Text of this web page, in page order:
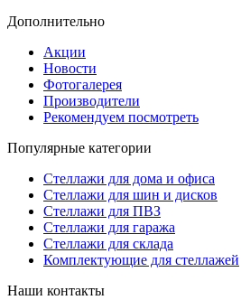
Дополнительно
Акции
Новости
Фотогалерея
Производители
Рекомендуем посмотреть
Популярные категории
Стеллажи для дома и офиса
Стеллажи для шин и дисков
Стеллажи для ПВЗ
Стеллажи для гаража
Стеллажи для склада
Комплектующие для стеллажей
Наши контакты